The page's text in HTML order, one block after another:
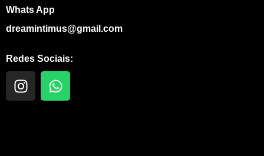
Whats App
dreamintimus@gmail.com
Redes Sociais:
I
n
W
h